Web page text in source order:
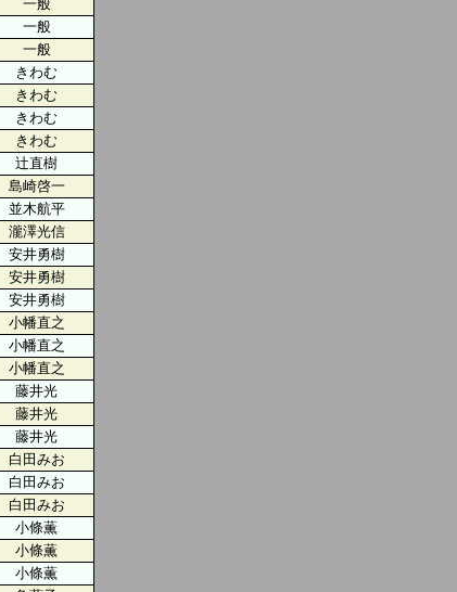
一般
一般
一般
きわむ
きわむ
きわむ
きわむ
辻直樹
島崎啓一
並木航平
瀧澤光信
安井勇樹
安井勇樹
安井勇樹
小幡直之
小幡直之
小幡直之
藤井光
藤井光
藤井光
白田みお
白田みお
白田みお
小條薫
小條薫
小條薫